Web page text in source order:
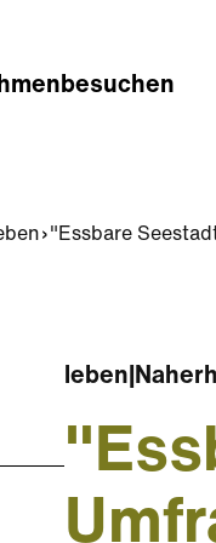
besuchen
"Essbare
leben